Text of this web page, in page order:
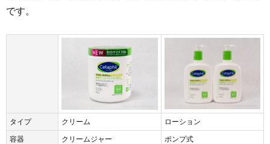
です。
タイプ クリーム
ローション
容器
クリームジャー ポンプ式